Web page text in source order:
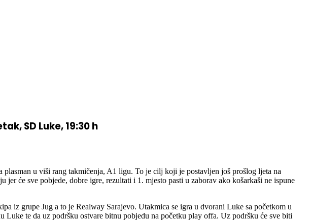
SD Luke, 19:30 h
u viši rang takmičenja, A1 ligu. To je cilj koji je postavljen još prošlog ljeta na
će sve pobjede, dobre igre, rezultati i 1. mjesto pasti u zaborav ako košarkaši ne ispune
iz grupe Jug a to je Realway Sarajevo. Utakmica se igra u dvorani Luke sa početkom u
Luke te da uz podršku ostvare bitnu pobjedu na početku play offa. Uz podršku će sve biti